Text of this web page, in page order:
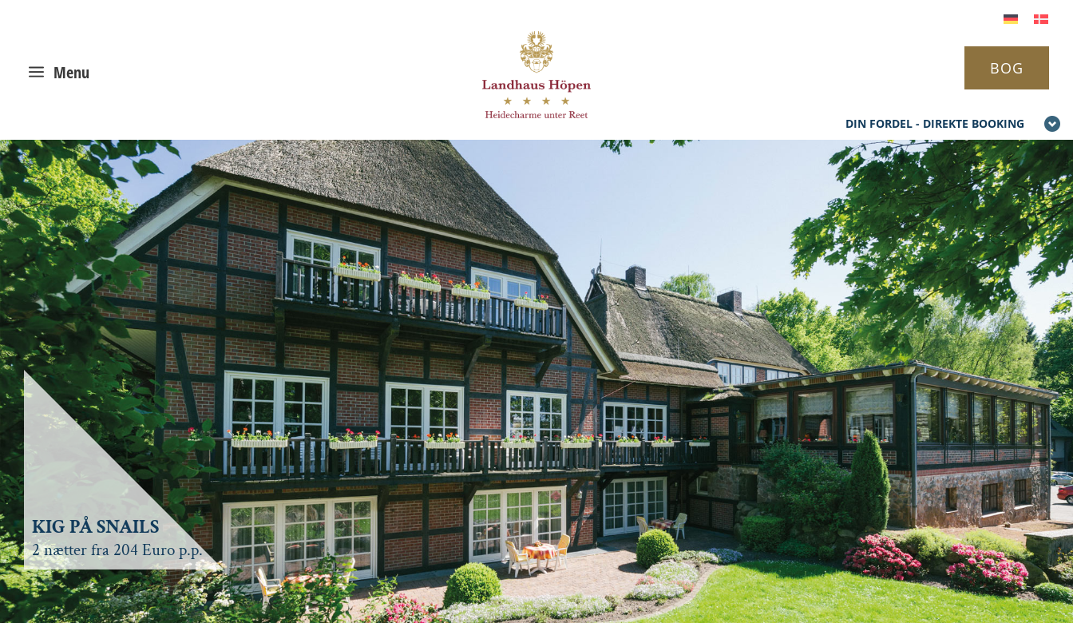
DIN FORDEL - DIREKTE BOOKING
a Menu BOG
KIG PÅ SNAILS
2 nætter fra 204 Euro p.p.